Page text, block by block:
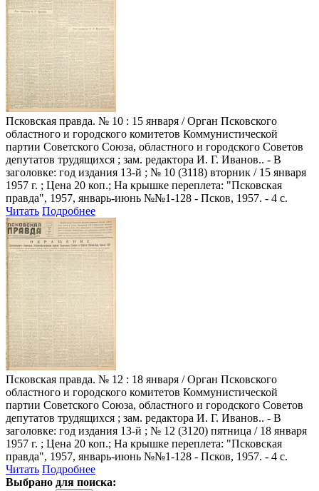
Псковская правда. № 10 : 15 января / Орган Псковского
областного и городского комитетов Коммунистической
партии Советского Союза, областного и городского Советов
депутатов трудящихся ; зам. редактора И. Г. Иванов.. - В
заголовке: год издания 13-й ; № 10 (3118) вторник / 15 января
1957 г. ; Цена 20 коп.; На крышке переплета: "Псковская
правда", 1957, январь-июнь №№1-128 - Псков, 1957. - 4 с.
Читать Подробнее
Псковская правда. № 12 : 18 января / Орган Псковского
областного и городского комитетов Коммунистической
партии Советского Союза, областного и городского Советов
депутатов трудящихся ; зам. редактора И. Г. Иванов.. - В
заголовке: год издания 13-й ; № 12 (3120) пятница / 18 января
1957 г. ; Цена 20 коп.; На крышке переплета: "Псковская
правда", 1957, январь-июнь №№1-128 - Псков, 1957. - 4 с.
Читать Подробнее
Выбрано для поиска: